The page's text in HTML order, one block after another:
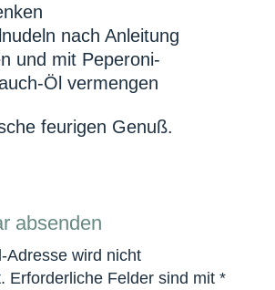
nach Anleitung
und mit Peperoni-
Öl vermengen
feurigen Genuß.
absenden
Adresse wird nicht
Erforderliche Felder sind mit *